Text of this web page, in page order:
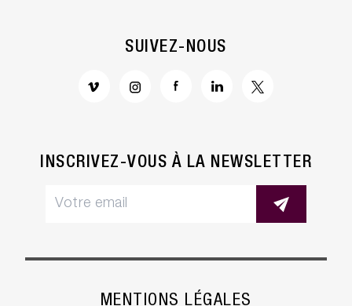
SUIVEZ-NOUS
INSCRIVEZ-VOUS À LA NEWSLETTER
MENTIONS LÉGALES
des cookies sur le site Côté Court. En continuant